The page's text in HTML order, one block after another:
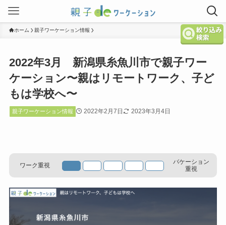
ホーム 親子ワーケーション情報
2022年3月 新潟県糸魚川市で親子ワー
ケーション〜親はリモートワーク、子ど
もは学校へ〜
親子ワーケーション情報 2022年2月7日 2023年3月4日
ワーク重視
バケーション
重視